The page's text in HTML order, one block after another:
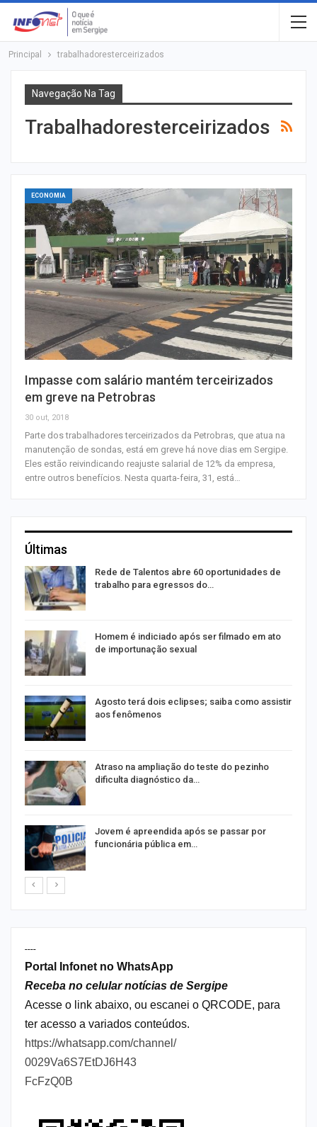
Principal trabalhadoresterceirizados
Navegação Na Tag
Trabalhadoresterceirizados
ECONOMIA
Impasse com salário mantém terceirizados
em greve na Petrobras
30 out, 2018
Parte dos trabalhadores terceirizados da Petrobras, que atua na
manutenção de sondas, está em greve há nove dias em Sergipe.
Eles estão reivindicando reajuste salarial de 12% da empresa,
entre outros benefícios. Nesta quarta-feira, 31, está…
Últimas
Rede de Talentos abre 60 oportunidades de
trabalho para egressos do…
Homem é indiciado após ser filmado em ato
de importunação sexual
Agosto terá dois eclipses; saiba como assistir
aos fenômenos
Atraso na ampliação do teste do pezinho
dificulta diagnóstico da…
Jovem é apreendida após se passar por
funcionária pública em…
----
Portal Infonet no WhatsApp
Receba no celular notícias de Sergipe
Acesse o link abaixo, ou escanei o QRCODE, para
ter acesso a variados conteúdos.
https://whatsapp.com/channel/
0029Va6S7EtDJ6H43
FcFzQ0B